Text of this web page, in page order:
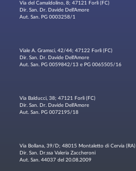
Via del Camaldolino, 8; 47121 Forlì (FC)
Dir. San. Dr. Davide Dell'Amore
Aut. San. PG 0003258/1
Viale A. Gramsci, 42/44; 47122 Forlì (FC)
Dir. San. Dr. Davide Dell'Amore
Aut. San. PG 0059842/13 e PG 0065505/16
Via Balducci, 38; 47121 Forlì (FC)
Dir. San. Dr. Davide Dell'Amore
Aut. San. PG 0072195/18
Via Bollana, 39/D; 48015 Montaletto di Cervia (RA)
Dir. San. Dr.ssa Valeria Zaccheroni
Aut. San. 44037 del 20.08.2009